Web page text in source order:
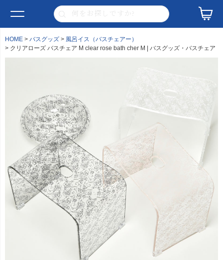
HOME バスグッズ
風呂イス（バスチェアー）
クリアローズ バスチェア M clear rose bath cher M | バスグッズ・バスチェア